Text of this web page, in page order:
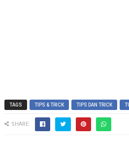
TAGS TIPS & TRICK TIPS DAN TRICK
SHARE: